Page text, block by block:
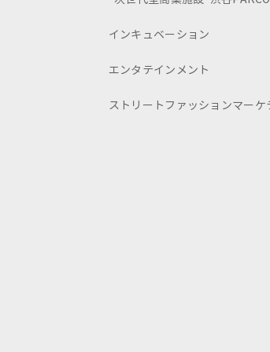
インキュベーション
エンタテインメント
ストリートファッションマーケ